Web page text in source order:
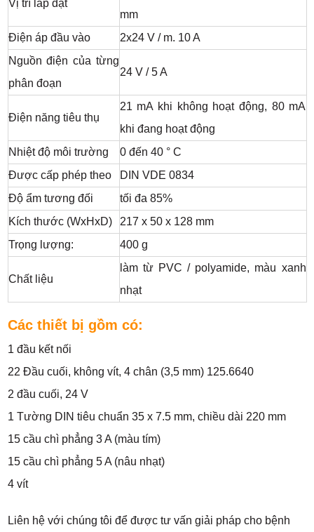
Vị trí lắp đặt
mm
Điện áp đầu vào
2x24 V / m. 10 A
Nguồn điện của từng
phân đoạn
24 V / 5 A
Điện năng tiêu thụ
21 mA khi không hoạt động, 80 mA
khi đang hoạt động
Nhiệt độ môi trường
0 đến 40 ° C
Được cấp phép theo
DIN VDE 0834
Độ ẩm tương đối
tối đa 85%
Kích thước (WxHxD)
217 x 50 x 128 mm
Trọng lượng:
400 g
Chất liệu
làm từ PVC / polyamide, màu xanh
nhạt
Các thiết bị gồm có:
1 đầu kết nối
22 Đầu cuối, không vít, 4 chân (3,5 mm) 125.6640
2 đầu cuối, 24 V
1 Tường DIN tiêu chuẩn 35 x 7.5 mm, chiều dài 220 mm
15 cầu chì phẳng 3 A (màu tím)
15 cầu chì phẳng 5 A (nâu nhạt)
4 vít
Liên hệ với chúng tôi để được tư vấn giải pháp cho bệnh